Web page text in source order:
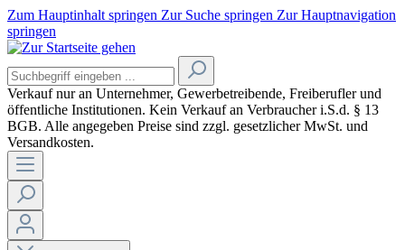
Zum Hauptinhalt springen Zur Suche springen Zur Hauptnavigation
springen
Verkauf nur an Unternehmer, Gewerbetreibende, Freiberufler und
öffentliche Institutionen. Kein Verkauf an Verbraucheri.S.d. § 13
BGB. Alle angegeben Preise sind zzgl. gesetzlicher MwSt. und
Versandkosten.